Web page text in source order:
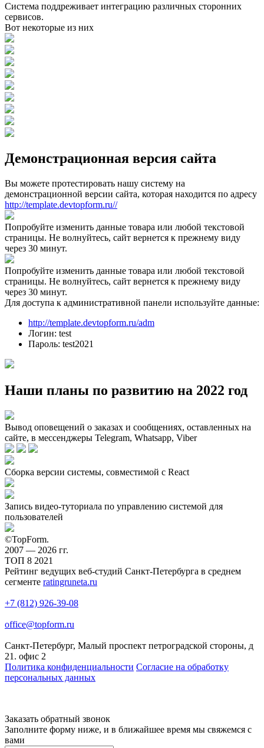
Система поддреживает интеграцию различных сторонних
сервисов.
Вот некоторые из них
Демонстрационная версия сайта
Вы можете протестировать нашу систему на
демонстрационной версии сайта, которая находится по адресу
http://template.devtopform.ru//
Попробуйте изменить данные товара или любой текстовой
страницы. Не волнуйтесь, сайт вернется к прежнему виду
через 30 минут.
Попробуйте изменить данные товара или любой текстовой
страницы. Не волнуйтесь, сайт вернется к прежнему виду
через 30 минут.
Для доступа к административной панели используйте данные:
http://template.devtopform.ru/adm
Логин: test
Пароль: test2021
Наши планы по развитию на 2022 год
Вывод оповещений о заказах и сообщениях, оставленных на
сайте, в мессенджеры Telegram, Whatsapp, Viber
Сборка версии системы, совместимой с React
Запись видео-туториала по управлению системой для
пользователей
©TopForm.
2007 — 2026 гг.
ТОП 8 2021
Рейтинг ведущих веб-студий Санкт-Петербурга в среднем
сегменте ratingruneta.ru
+7 (812) 926-39-08
office@topform.ru
Санкт-Петербург, Малый проспект петроградской стороны, д
21. офис 2
Политика конфиденциальности Согласие на обработку
персональных данных
Заказать обратный звонок
Заполните форму ниже, и в ближайшее время мы свяжемся с
вами